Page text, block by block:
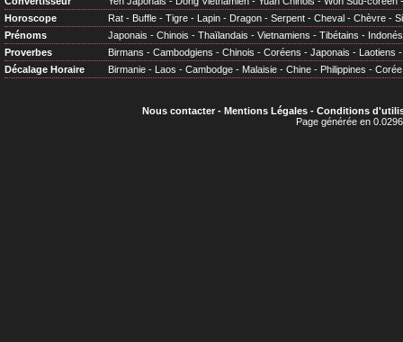
Horoscope
Rat - Buffle - Tigre - Lapin - Dragon - Serpent - Cheval - Chèvre -
Prénoms
Japonais - Chinois - Thaïlandais - Vietnamiens - Tibétains -
Proverbes
Birmans - Cambodgiens - Chinois - Coréens - Japonais - Laotiens
Décalage Horaire
Birmanie - Laos - Cambodge - Malaisie - Chine - Philippines - Corée
Nous contacter- Mentions Légales- Conditions
Page générée en